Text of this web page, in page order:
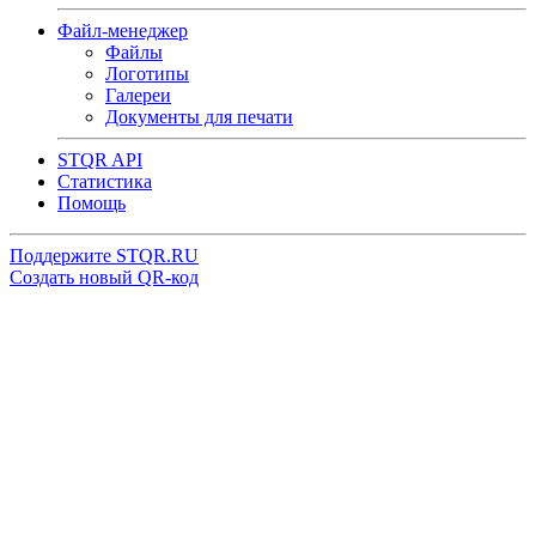
Файл-менеджер
Файлы
Логотипы
Галереи
Документы для печати
STQR API
Cтатистика
Помощь
Поддержите STQR.RU
Создать новый QR-код